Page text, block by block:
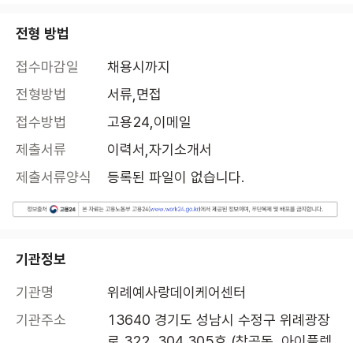
전형 방법
접수마감일
채용시까지
전형방법
서류,면접
접수방법
고용24,이메일
제출서류
이력서,자기소개서
제출서류양식
등록된 파일이 없습니다.
기관정보
기관명
위례예사랑데이케어센터
기관주소
13640 경기도 성남시 수정구 위례광장